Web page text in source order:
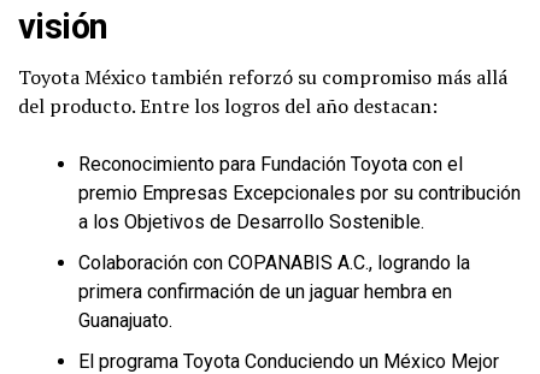
visión
Toyota México también reforzó su compromiso más allá
del producto. Entre los logros del año destacan:
Reconocimiento para Fundación Toyota con el
premio Empresas Excepcionales por su contribución
a los Objetivos de Desarrollo Sostenible.
Colaboración con COPANABIS A.C., logrando la
primera confirmación de un jaguar hembra en
Guanajuato.
El programa Toyota Conduciendo un México Mejor